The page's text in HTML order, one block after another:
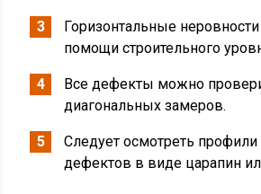
Горизонтальные
помощи строительного
Все дефекты можно
диагональных замеров.
Следует осмотреть
дефектов в виде царапин